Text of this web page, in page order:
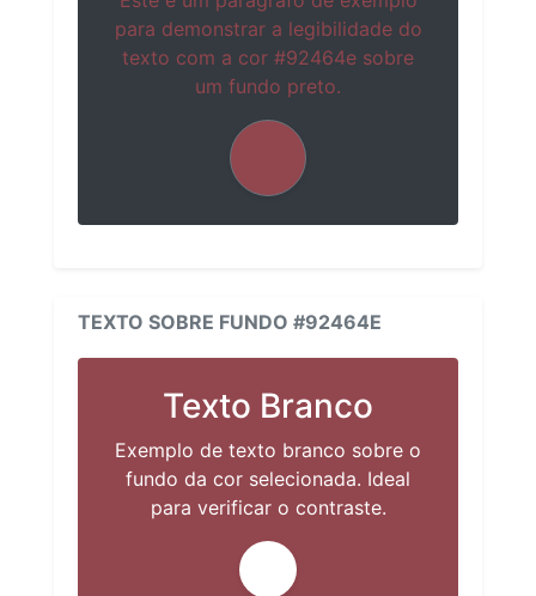
para demonstrar a legibilidade do
texto com a cor #92464e sobre
um fundo preto.
TEXTO SOBRE FUNDO #92464E
Texto Branco
Exemplo de texto branco sobre o
fundo da cor selecionada. Ideal
para verificar o contraste.